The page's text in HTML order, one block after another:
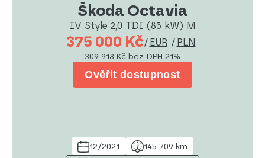
Škoda Octavia
IV Style 2,0 TDI (85 kW) M
375 000 Kč/ EUR / PLN
309 918 Kč bez DPH 21%
Ověřit dostupnost
12/2021 145 709 km